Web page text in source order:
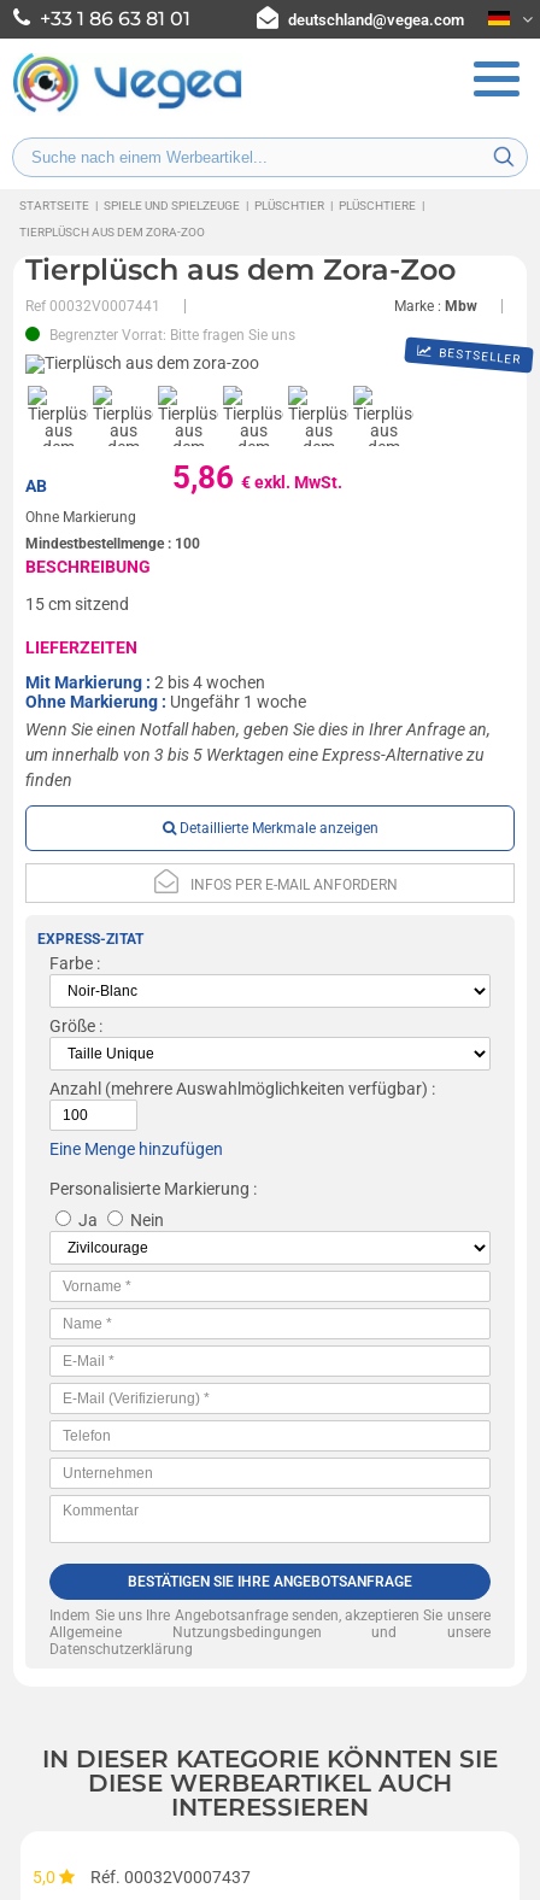
+33 1 86 63 81 01 deutschland@vegea.com
STARTSEITE | SPIELE UND SPIELZEUGE | PLÜSCHTIER | PLÜSCHTIERE |
TIERPLÜSCH AUS DEM ZORA-ZOO
Tierplüsch aus dem Zora-Zoo
Ref00032V0007441 Marke : Mbw
Begrenzter Vorrat: Bitte fragen Sie uns
BESTSELLER
5,86€ exkl. MwSt.
AB
Ohne Markierung
Mindestbestellmenge : 100
BESCHREIBUNG
15 cm sitzend
LIEFERZEITEN
Mit Markierung :2 bis 4 wochen
Ohne Markierung : Ungefähr 1 woche
Wenn Sie einen Notfall haben, geben Sie dies in Ihrer Anfrage an,
um innerhalb von 3 bis 5 Werktagen eine Express-Alternative zu
finden
Detaillierte Merkmale anzeigen
INFOS PER E-MAIL ANFORDERN
EXPRESS-ZITAT
Farbe :
Größe :
Anzahl (mehrere Auswahlmöglichkeiten verfügbar) :
Eine Menge hinzufügen
Personalisierte Markierung :
Ja
Nein
BESTÄTIGEN SIE IHRE ANGEBOTSANFRAGE
Indem Sie uns Ihre Angebotsanfrage senden, akzeptieren Sie unsere
Allgemeine Nutzungsbedingungen und unsere
Datenschutzerklärung
IN DIESER KATEGORIE KÖNNTEN SIE
DIESE WERBEARTIKEL AUCH
INTERESSIEREN
5,0 Réf. 00032V0007437